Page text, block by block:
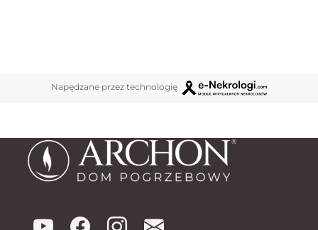
Napędzane przez technologię